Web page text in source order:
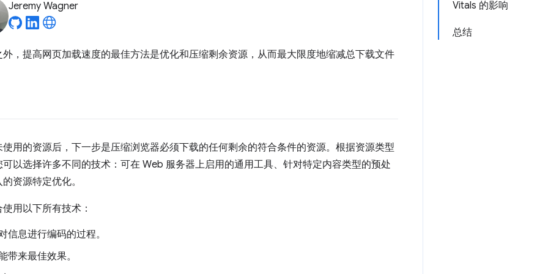
Vitals 的影响
总结
Jeremy Wagner
，提高网页加载速度的最佳方法是优化和压缩剩余资源，从而最大限度地缩减总下载文件
用的资源后，下一步是压缩浏览器必须下载的任何剩余的符合条件的资源。根据资源类型
以选择许多不同的技术：可在 Web 服务器上启用的通用工具、针对特定内容类型的预处
资源特定优化。
用以下所有技术：
信息进行编码的过程。
带来最佳效果。